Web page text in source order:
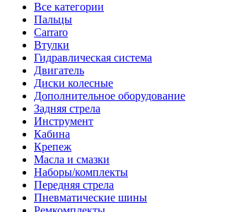
Все категории
Пальцы
Carraro
Втулки
Гидравлическая система
Двигатель
Диски колесные
Дополнительное оборудование
Задняя стрела
Инструмент
Кабина
Крепеж
Масла и смазки
Наборы/комплекты
Передняя стрела
Пневматические шины